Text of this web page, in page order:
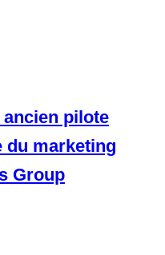
pilote
du marketing
Group